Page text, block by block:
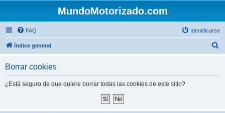
MundoMotorizado.com
FAQ Identificarse
Índice general
Borrar cookies
¿Está seguro de que quiere borrar todas las cookies de este sitio?